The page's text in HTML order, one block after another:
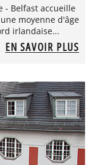
- Belfast accueille
moyenne d'âge
irlandaise...
EN SAVOIR PLUS